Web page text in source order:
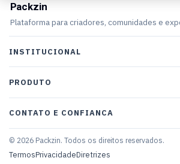
Packzin
Plataforma para criadores, comunidades e
INSTITUCIONAL
PRODUTO
CONTATO E CONFIANCA
© 2026 Packzin. Todos os direitos reservados.
TermosPrivacidadeDiretrizes